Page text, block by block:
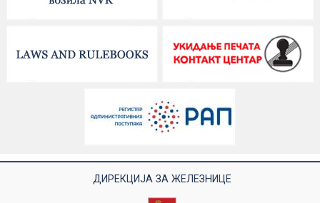
ДИРЕКЦИЈА ЗА ЖЕЛЕЗНИЦЕ